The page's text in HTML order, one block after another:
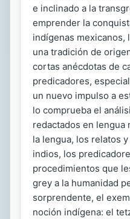
e inclinado a la
emprender la
indígenas mexicanos,
una tradición de
cortas anécdotas de
predicadores,
un nuevo impulso a
lo comprueba el
redactados en lengua
la lengua, los relatos
indios, los
procedimientos que
grey a la humanidad
sorprendente, el
noción indígena: el